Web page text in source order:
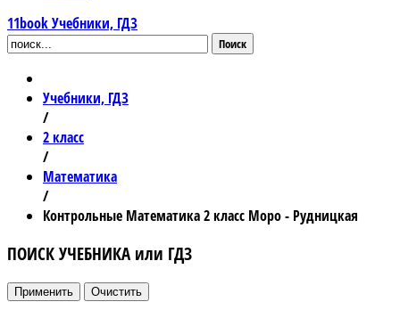
11bookУчебники, ГДЗ
Поиск
Учебники, ГДЗ
/
2 класс
/
Математика
/
Контрольные Математика 2 класс Моро - Рудницкая
ПОИСК УЧЕБНИКА или ГДЗ